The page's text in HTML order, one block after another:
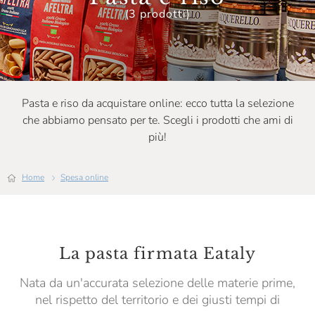
(3 prodotti)
Pasta e riso da acquistare online: ecco tutta la selezione
che abbiamo pensato per te. Scegli i prodotti che ami di
più!
Home Spesa online
La pasta firmata Eataly
Nata da un'accurata selezione delle materie prime,
nel rispetto del territorio e dei giusti tempi di